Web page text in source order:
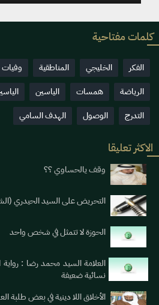
كلمات مفتاحية
الفكر الخليجي المناطقية وفيات
الرياضة
همسات الياسين
التدرج
الوصول الهدف السامي
الاكثر تعليقا
وقف يالحساوي ؟؟
التحريض على السيد الحيدري
الحوزة لا تتمثل في شخص واحد
العلامة السيد محمد رضا : رواية
نسائية ضعيفة
الأخلاق اللا دينية في بعض طلبة